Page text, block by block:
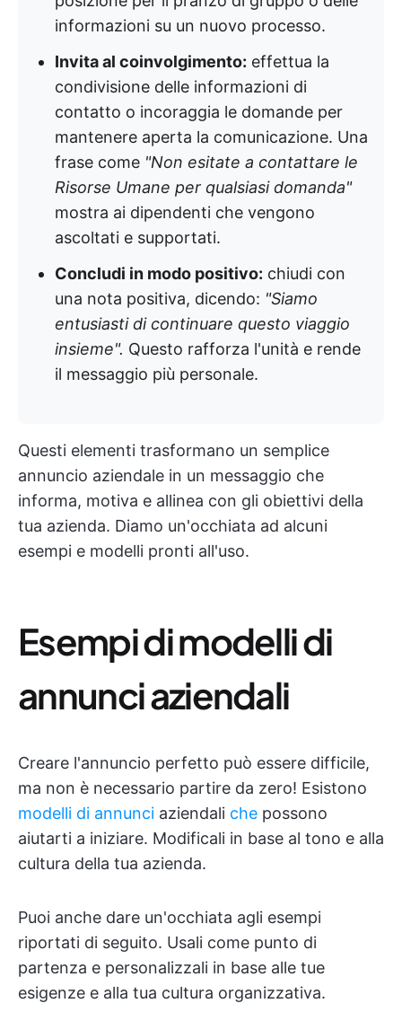
informazioni su un nuovo processo.
Invita al coinvolgimento: effettua la
condivisione delle informazioni di
contatto o incoraggia le domande per
mantenere aperta la comunicazione. Una
frase come "Non esitate a contattare le
Risorse Umane per qualsiasi domanda"
mostra ai dipendenti che vengono
ascoltati e supportati.
Concludi in modo positivo: chiudi con
una nota positiva, dicendo: "Siamo
entusiasti di continuare questo viaggio
insieme". Questo rafforza l'unità e rende
il messaggio più personale.
Questi elementi trasformano un semplice
annuncio aziendale in un messaggio che
informa, motiva e allinea con gli obiettivi della
tua azienda. Diamo un'occhiata ad alcuni
esempi e modelli pronti all'uso.
Esempi di modelli di
annunci aziendali
Creare l'annuncio perfetto può essere difficile,
ma non è necessario partire da zero! Esistono
modelli di annunci aziendali che possono
aiutarti a iniziare. Modificali in base al tono e alla
cultura della tua azienda.
Puoi anche dare un'occhiata agli esempi
riportati di seguito. Usali come punto di
partenza e personalizzali in base alle tue
esigenze e alla tua cultura organizzativa.